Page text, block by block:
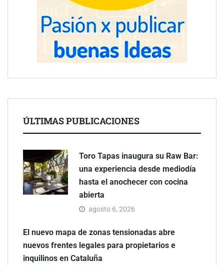
ÚLTIMAS PUBLICACIONES
Toro Tapas inaugura su Raw Bar:
una experiencia desde mediodía
hasta el anochecer con cocina
abierta
agosto 6, 2026
El nuevo mapa de zonas tensionadas abre
nuevos frentes legales para propietarios e
inquilinos en Cataluña